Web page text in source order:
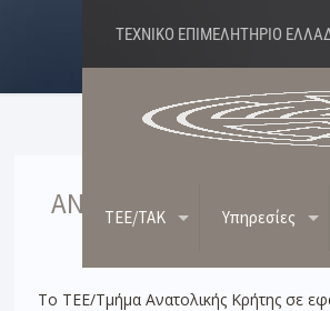
ΤΕΧΝΙΚΟ ΕΠΙΜΕΛΗΤΗΡΙΟ
TEE/TAK Υπηρεσίες
ΑΝΑΚΟΙΝΩΣΗ
Το ΤΕΕ/Τμήμα Ανατολικής Κρήτης σε